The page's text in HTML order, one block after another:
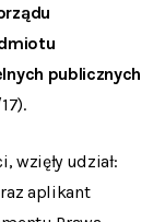
publicznych
wzięły udział:
aplikant